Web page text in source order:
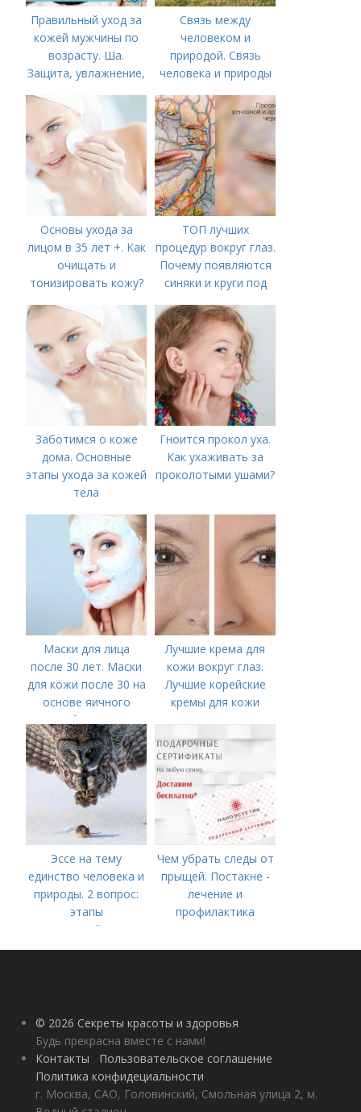
Правильный уход за
кожей мужчины по
возрасту. Ша.
Защита, увлажнение,
Связь между
человеком и
природой. Связь
человека и природы
Основы ухода за
лицом в 35 лет +. Как
очищать и
тонизировать кожу?
ТОП лучших
процедур вокруг глаз.
Почему появляются
синяки и круги под
Заботимся о коже
дома. Основные
этапы ухода за кожей
тела
Гноится прокол уха.
Как ухаживать за
проколотыми ушами?
Маски для лица
после 30 лет. Маски
для кожи после 30 на
основе яичного
белка
Лучшие крема для
кожи вокруг глаз.
Лучшие корейские
кремы для кожи
году
Эссе на тему
единство человека и
природы. 2 вопрос:
этапы
взаимодействия
природного и
Чем убрать следы от
прыщей. Постакне -
лечение и
профилактика
© 2026 Секреты красоты и здоровья
Будь прекрасна вместе с нами!
Контакты
Пользовательское соглашение
Политика конфидециальности
г. Москва, САО, Головинский, Смольная улица 2, м.